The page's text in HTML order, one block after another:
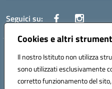
Cookies e altri
Il nostro Istituto non utilizza
sono utilizzati esclusivamente
corretto funzionamento del
Seguici su:
VIALE ITALIA , 13 91011 ALCAMO
Codice univoco ufficio: UF3YCL
Mail: TPIC81100Q@istruzione.it |